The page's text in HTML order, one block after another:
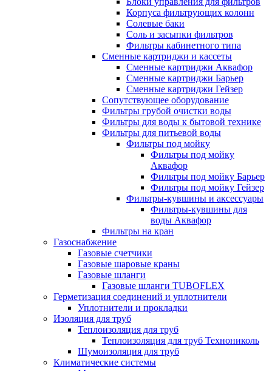
Корпуса фильтрующих колонн
Солевые баки
Соль и засыпки фильтров
Фильтры кабинетного типа
Сменные картриджи и кассеты
Сменные картриджи Аквафор
Сменные картриджи Барьер
Сменные картриджи Гейзер
Сопутствующее оборудование
Фильтры грубой очистки воды
Фильтры для воды к бытовой технике
Фильтры для питьевой воды
Фильтры под мойку
Фильтры под мойку
Аквафор
Фильтры под мойку Барьер
Фильтры под мойку Гейзер
Фильтры-кувшины и аксессуары
Фильтры-кувшины для
воды Аквафор
Фильтры на кран
Газоснабжение
Газовые счетчики
Газовые шаровые краны
Газовые шланги
Газовые шланги TUBOFLEX
Герметизация соединений и уплотнители
Уплотнители и прокладки
Изоляция для труб
Теплоизоляция для труб
Теплоизоляция для труб Технониколь
Шумоизоляция для труб
Климатические системы